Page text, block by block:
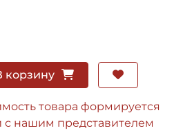
корзину
товара формируется
с нашим представителем